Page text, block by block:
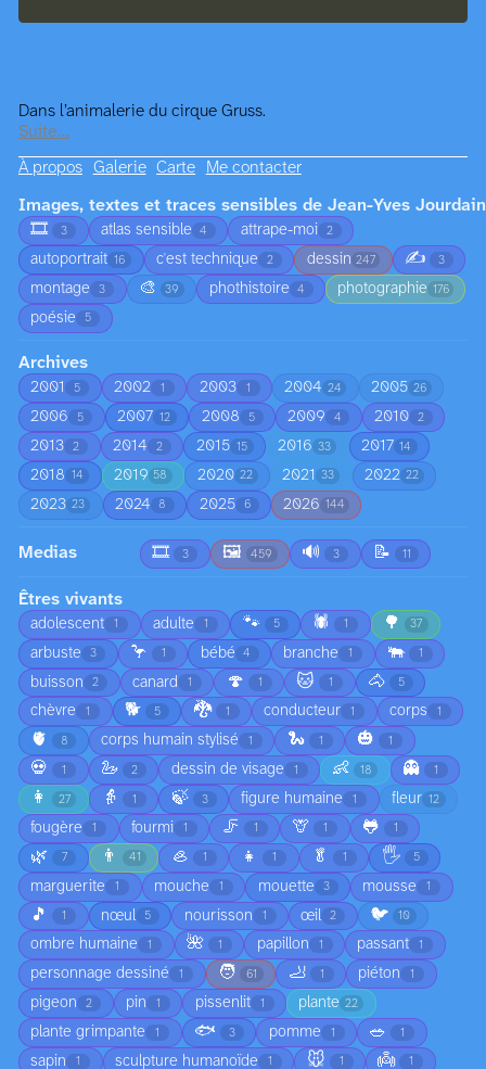
Dans l’animalerie du cirque Gruss.
Suite…
À propos Galerie Carte Me contacter
Images, textes et traces sensibles de Jean-Yves Jourdain
🎞️
3 atlas sensible 4 attrape-moi 2
autoportrait 16 c'est technique 2 dessin 247 ✍️ 3
montage 3 🎨 39 phothistoire 4 photographie 176
poésie 5
Archives
2001 5 2002 1 2003 1 2004 24 2005 26
2006 5 2007 12 2008 5 2009 4 2010 2
2013 2 2014 2 2015 15 2016 33 2017 14
2018 14 2019 58 2020 22 2021 33 2022 22
2023 23 2024 8 2025 6 2026 144
Medias 🎞️ 3 🖼️ 459 🔊 3 📝 11
Êtres vivants
adolescent 1 adulte 1 🐾 5 🕷️ 1 🌳 37
arbuste 3 🦩 1 bébé 4 branche 1 🐃 1
buisson 2 canard 1 🍄 1 🐱 1 🐴 5
chèvre 1 🐕 5 🐉 1 conducteur 1 corps 1
🫀 8 corps humain stylisé 1 🐍 1 🎃 1
💀 1 🦢 2 dessin de visage 1 👶 18 👻 1
👩 27 👵 1 🍃 3 figure humaine 1 fleur 12
fougère 1 fourmi 1 🦵 1 🦒 1 🐸 1
🌿 7 👨 41 🦪 1 👧 1 🥬 1 🖐️ 5
marguerite 1 mouche 1 mouette 3 mousse 1
🎵 1 nœul 5 nourisson 1 œil 2 🐦 10
ombre humaine 1 🌺 1 papillon 1 passant 1
personnage dessiné 1 🧑 61 🦶 1 piéton 1
pigeon 2 pin 1 pissenlit 1 plante 22
plante grimpante 1 🐟 3 pomme 1 🥗 1
sapin 1 sculpture humanoïde 1 🐭 1 👼 1